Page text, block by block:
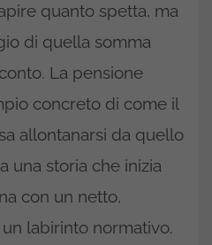
quanto spetta, ma
di quella somma
La pensione
concreto di come il
allontanarsi da quello
una storia che inizia
con un netto,
labirinto normativo.